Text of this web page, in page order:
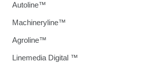
Autoline™
Machineryline™
Agroline™
Linemedia Digital ™